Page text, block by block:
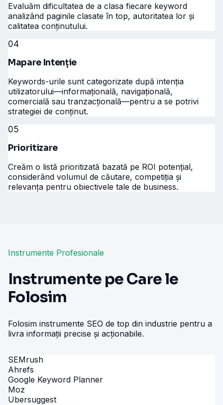
Evaluăm dificultatea de a clasa fiecare keyword
analizând paginile clasate în top, autoritatea lor și
calitatea conținutului.
04
Mapare Intenție
Keywords-urile sunt categorizate după intenția
utilizatorului—informațională, navigațională,
comercială sau tranzacțională—pentru a se potrivi
strategiei de conținut.
05
Prioritizare
Creăm o listă prioritizată bazată pe ROI potențial,
considerând volumul de căutare, competiția și
relevanța pentru obiectivele tale de business.
Instrumente Profesionale
Instrumente pe Care le
Folosim
Folosim instrumente SEO de top din industrie pentru a
livra informații precise și acționabile.
SEMrush
Ahrefs
Google Keyword Planner
Moz
Ubersuggest